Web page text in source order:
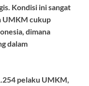
Kondisi ini sangat
UMKM cukup
dimana
dalam
pelaku UMKM,